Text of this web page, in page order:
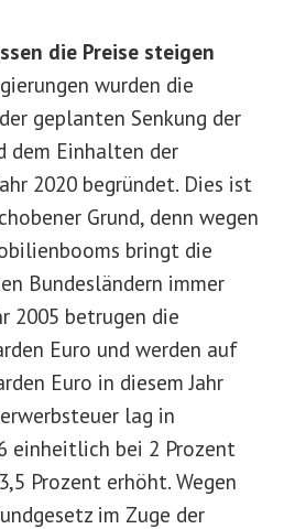
die Preise steigen
wurden die
geplanten Senkung der
dem Einhalten der
2020 begründet. Dies ist
Grund, denn wegen
bringt die
Bundesländern immer
2005 betrugen die
Euro und werden auf
Euro in diesem Jahr
lag in
einheitlich bei 2 Prozent
Prozent erhöht. Wegen
im Zuge der